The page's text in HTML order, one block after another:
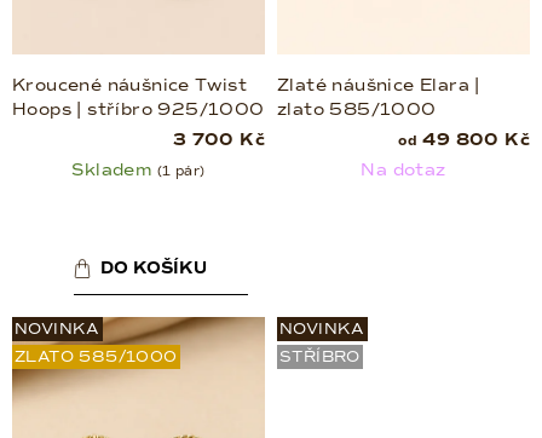
Kroucené náušnice Twist
Hoops | stříbro 925/1000
3 700 Kč
Skladem (1 pár)
DO KOŠÍKU
Zlaté náušnice Elara |
zlato 585/1000
od 49 800 Kč
Na dotaz
NOVINKA
ZLATO 585/1000
NOVINKA
STŘÍBRO